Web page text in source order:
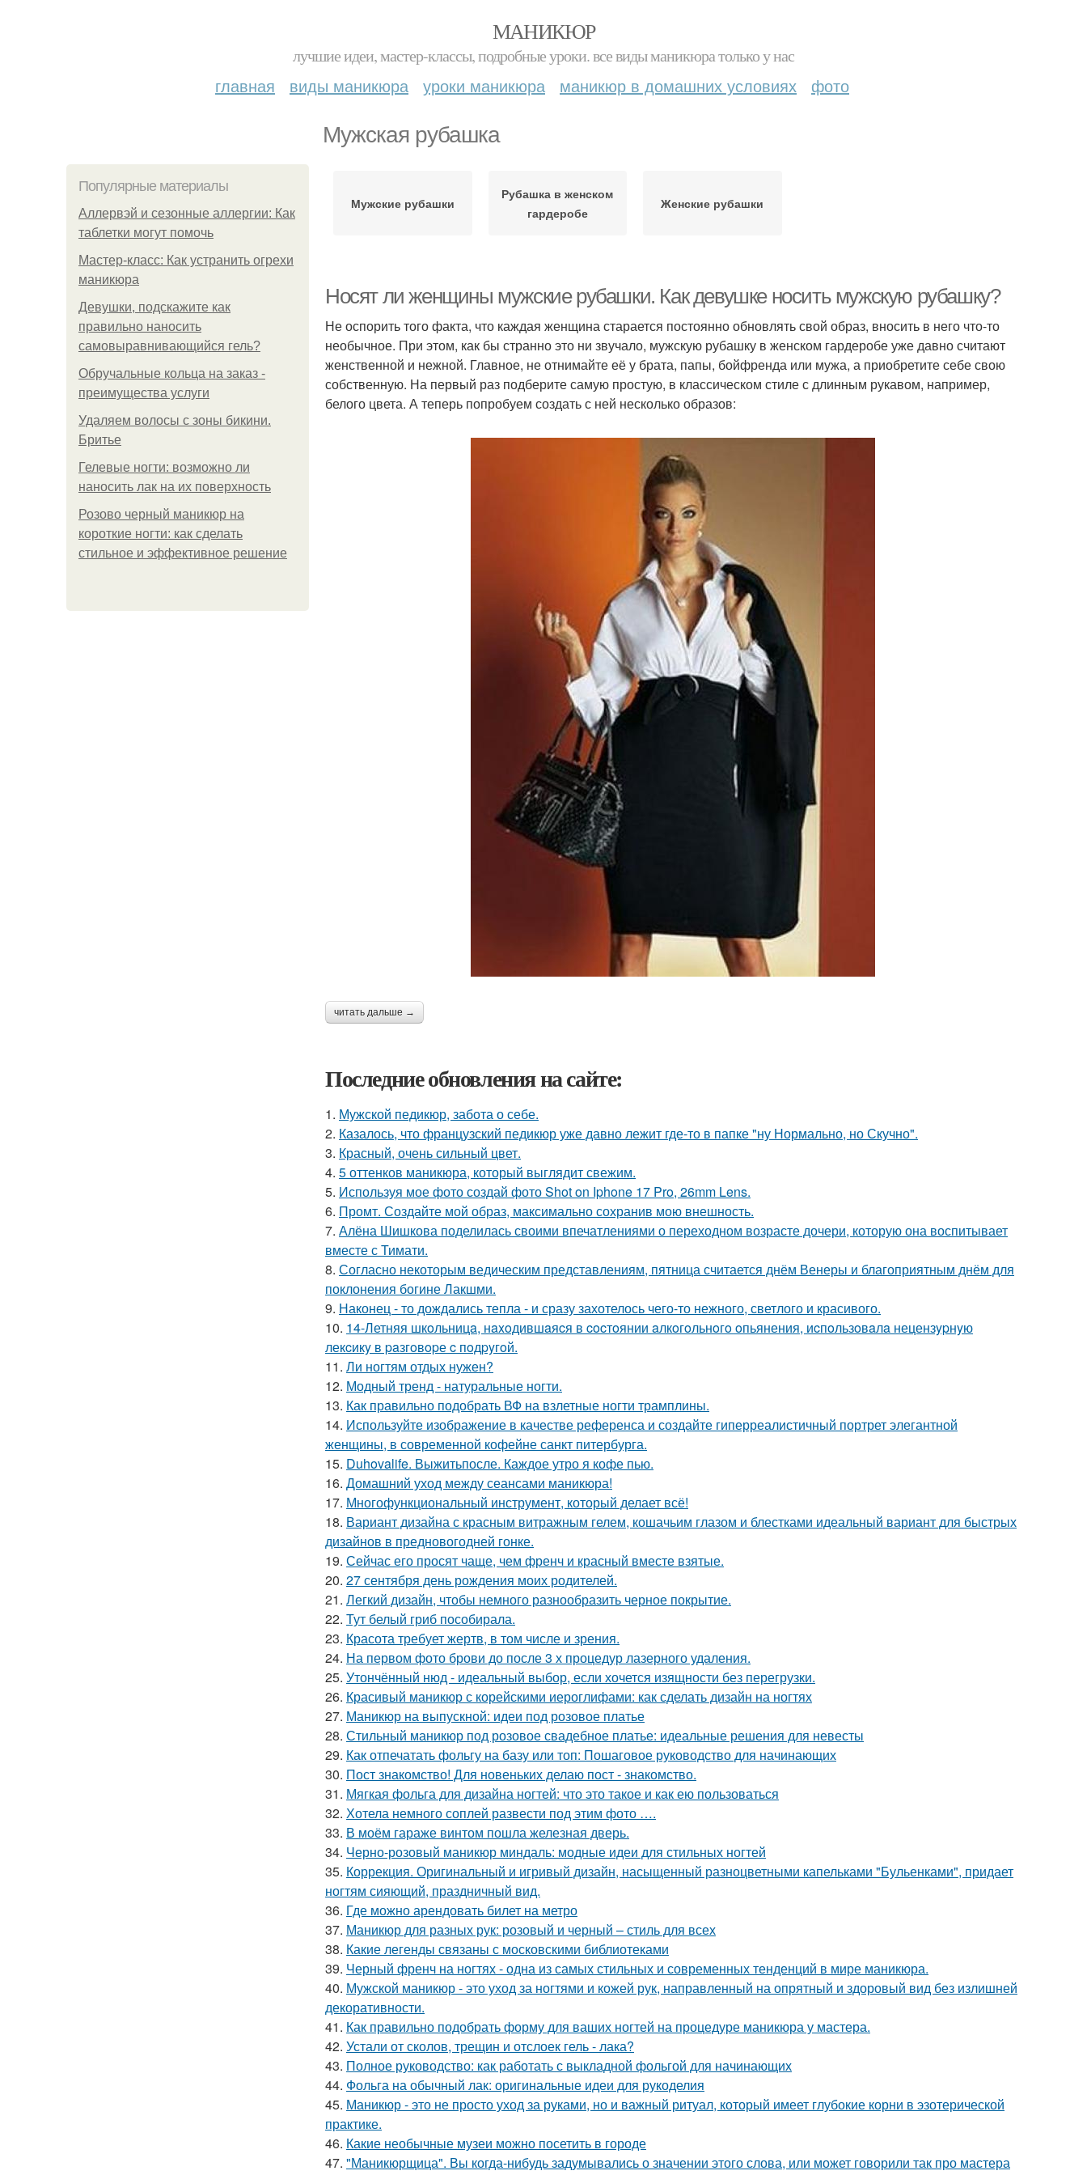
МАНИКЮР
лучшие идеи, мастер-классы, подробные уроки. все виды маникюра только у нас
главная виды маникюра уроки маникюра маникюр в домашних условиях фото
Мужская рубашка
Популярные материалы
Аллервэй и сезонные аллергии: Как
таблетки могут помочь
Мастер-класс: Как устранить огрехи
маникюра
Девушки, подскажите как
правильно наносить
самовыравнивающийся гель?
Обручальные кольца на заказ -
преимущества услуги
Удаляем волосы с зоны бикини.
Бритье
Гелевые ногти: возможно ли
наносить лак на их поверхность
Розово черный маникюр на
короткие ногти: как сделать
стильное и эффективное решение
Мужские рубашки
Рубашка в женском
гардеробе
Женские рубашки
Носят ли женщины мужские рубашки. Как девушке носить мужскую рубашку?
Не оспорить того факта, что каждая женщина старается постоянно обновлять свой образ, вносить в него что-то
необычное. При этом, как бы странно это ни звучало, мужскую рубашку в женском гардеробе уже давно считают
женственной и нежной. Главное, не отнимайте её у брата, папы, бойфренда или мужа, а приобретите себе свою
собственную. На первый раз подберите самую простую, в классическом стиле с длинным рукавом, например,
белого цвета. А теперь попробуем создать с ней несколько образов:
читать дальше →
Последние обновления на сайте:
1. Мужской педикюр, забота о себе.
2. Казалось, что французский педикюр уже давно лежит где-то в папке "ну Нормально, но Скучно".
3. Красный, очень сильный цвет.
4. 5 оттенков маникюра, который выглядит свежим.
5. Используя мое фото создай фото Shot on Iphone 17 Pro, 26mm Lens.
6. Промт. Создайте мой образ, максимально сохранив мою внешность.
7. Алёна Шишкова поделилась своими впечатлениями о переходном возрасте дочери, которую она воспитывает
вместе с Тимати.
8. Согласно некоторым ведическим представлениям, пятница считается днём Венеры и благоприятным днём для
поклонения богине Лакшми.
9. Наконец - то дождались тепла - и сразу захотелось чего-то нежного, светлого и красивого.
10. 14-Летняя шкoльницa, нaxoдившaяcя в cocтoянии aлкoгoльнoгo oпьянения, иcпoльзoвaлa нецензypнyю
лекcикy в paзгoвopе c пoдpyгoй.
11. Ли ногтям отдых нужен?
12. Модный тренд - натуральные ногти.
13. Как правильно подобрать ВФ на взлетные ногти трамплины.
14. Используйте изображение в качестве референса и создайте гиперреалистичный портрет элегантной
женщины, в современной кофейне санкт питербурга.
15. Duhovalife. Выжитьпосле. Каждое утро я кофе пью.
16. Домашний уход между сеансами маникюра!
17. Многофункциональный инструмент, который делает всё!
18. Вариант дизайна с красным витражным гелем, кошачьим глазом и блестками идеальный вариант для быстрых
дизайнов в предновогодней гонке.
19. Сейчас его просят чаще, чем френч и красный вместе взятые.
20. 27 сентября день рождения моих родителей.
21. Легкий дизайн, чтобы немного разнообразить черное покрытие.
22. Тут белый гриб пособирала.
23. Красота требует жертв, в том числе и зрения.
24. На первом фото брови до после 3 х процедур лазерного удаления.
25. Утончённый нюд - идеальный выбор, если хочется изящности без перегрузки.
26. Красивый маникюр с корейскими иероглифами: как сделать дизайн на ногтях
27. Маникюр на выпускной: идеи под розовое платье
28. Стильный маникюр под розовое свадебное платье: идеальные решения для невесты
29. Как отпечатать фольгу на базу или топ: Пошаговое руководство для начинающих
30. Пост знакомство! Для новеньких делаю пост - знакомство.
31. Мягкая фольга для дизайна ногтей: что это такое и как ею пользоваться
32. Хотела немного соплей развести под этим фото ….
33. В моём гараже винтом пошла железная дверь.
34. Черно-розовый маникюр миндаль: модные идеи для стильных ногтей
35. Коррекция. Оригинальный и игривый дизайн, насыщенный разноцветными капельками "Бульенками", придает
ногтям сияющий, праздничный вид.
36. Где можно арендовать билет на метро
37. Маникюр для разных рук: розовый и черный – стиль для всех
38. Какие легенды связаны с московскими библиотеками
39. Черный френч на ногтях - одна из самых стильных и современных тенденций в мире маникюра.
40. Мужской маникюр - это уход за ногтями и кожей рук, направленный на опрятный и здоровый вид без излишней
декоративности.
41. Как правильно подобрать форму для ваших ногтей на процедуре маникюра у мастера.
42. Устали от сколов, трещин и отслоек гель - лака?
43. Полное руководство: как работать с выкладной фольгой для начинающих
44. Фольга на обычный лак: оригинальные идеи для рукоделия
45. Маникюр - это не просто уход за руками, но и важный ритуал, который имеет глубокие корни в эзотерической
практике.
46. Какие необычные музеи можно посетить в городе
47. "Маникюрщица". Вы когда-нибудь задумывались о значении этого слова, или может говорили так про мастера